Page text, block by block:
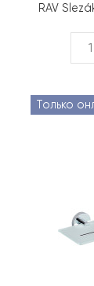
RAV
Только